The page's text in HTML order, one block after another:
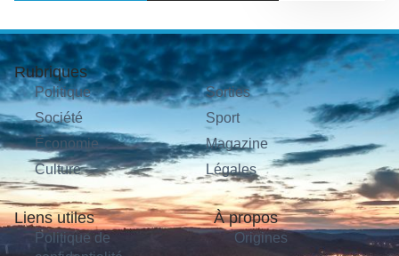
Rubriques
Politique
Société
Économie
Culture
Sorties
Sport
Magazine
Légales
Liens utiles
Politique de
À propos
Origines